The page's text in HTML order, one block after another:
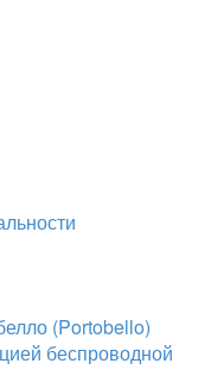
(Portobello)
беспроводной